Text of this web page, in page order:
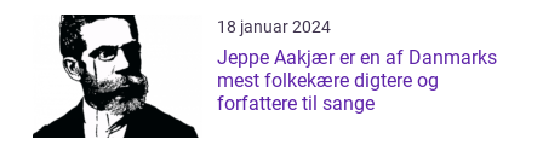
18 januar 2024
Jeppe Aakjær er en af Danmarks
mest folkekære digtere og
forfattere til sange